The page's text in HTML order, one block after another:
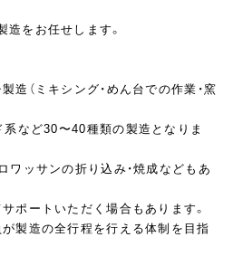
をお任せします。
造（ミキシング・めん台での作業・窯
系など30〜40種類の製造となりま
ワッサンの折り込み・焼成などもあ
ポートいただく場合もあります。
製造の全行程を行える体制を目指